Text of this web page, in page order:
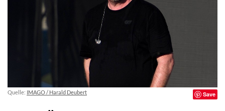
Quelle: IMAGO / Harald Deubert Save